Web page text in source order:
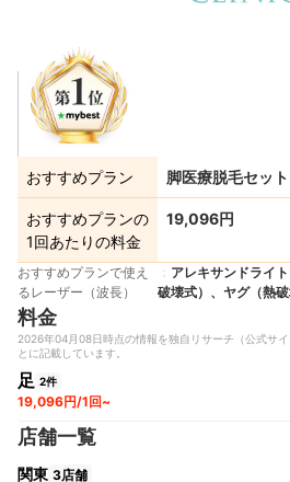
おすすめプラン 脚医療脱毛セッ
おすすめプランの
1回あたりの料金
19,096円
おすすめプランで使え
るレーザー（波長）
アレキサンドライ
破壊式）、ヤグ（熱破
料金
2026年04月08日時点の情報を独自リサーチ（公式サ
とに記載しています。
足 2件
19,096円/1回~
店舗一覧
関東 3店舗